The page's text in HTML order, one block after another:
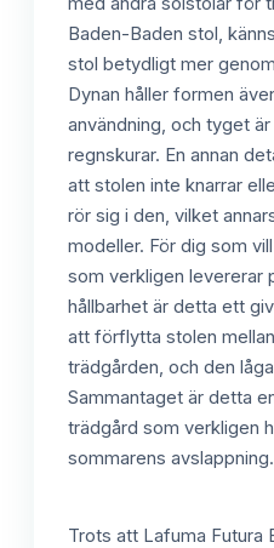
Baden-Baden stol,
stol betydligt mer
Dynan håller formen
användning, och tyget
regnskurar. En annan
att stolen inte knarrar
rör sig i den, vilket
modeller. För dig som
som verkligen levererar
hållbarhet är detta ett
att förflytta stolen
trädgården, och den
Sammantaget är detta
trädgård som verkligen
sommarens avslappning.
Trots att Lafuma Futura